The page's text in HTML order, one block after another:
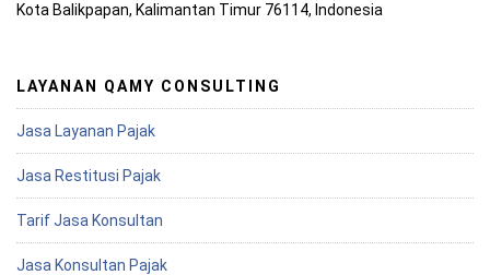
Kota Balikpapan, Kalimantan Timur 76114, Indonesia
LAYANAN QAMY CONSULTING
Jasa Layanan Pajak
Jasa Restitusi Pajak
Tarif Jasa Konsultan
Jasa Konsultan Pajak